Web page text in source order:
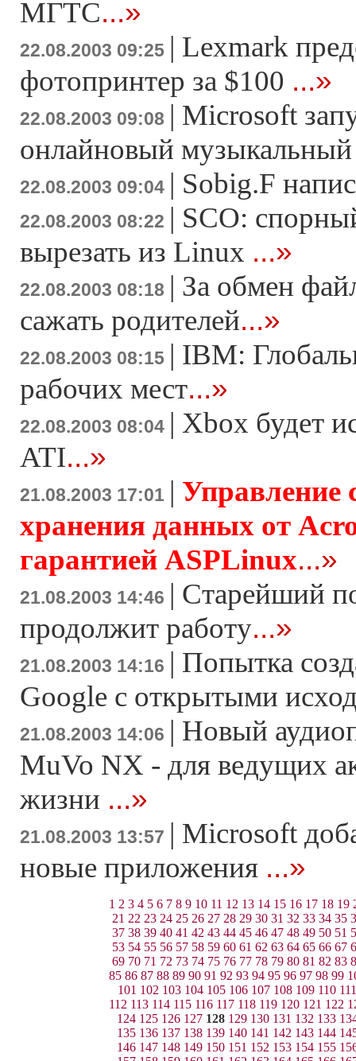
МГТС...»
22.08.2003 09:25 | Lexmark
фотопринтер за $100 ...»
22.08.2003 09:08 | Microsoft
онлайновый музыкальный
22.08.2003 09:04 | Sobig.F
22.08.2003 08:22 | SCO:
вырезать из Linux ...»
22.08.2003 08:18 | За обмен
сажать родителей...»
22.08.2003 08:15 | IBM:
рабочих мест...»
22.08.2003 08:04 | Xbox будет
ATI...»
21.08.2003 17:01 | Управление
хранения данных от
гарантией ASPLinux...»
21.08.2003 14:46 | Старейший
продолжит работу...»
21.08.2003 14:16 | Попытка
Google с открытыми
21.08.2003 14:06 | Новый
MuVo NX - для ведущих
жизни ...»
21.08.2003 13:57 | Microsoft
новые приложения ...»
1 2 3 4 5 6 7 8 9 10 11 12 13 14 15 16 17 18 19
21 22 23 24 25 26 27 28 29 30 31 32 33 34 35
37 38 39 40 41 42 43 44 45 46 47 48 49 50 51
53 54 55 56 57 58 59 60 61 62 63 64 65 66 67
69 70 71 72 73 74 75 76 77 78 79 80 81 82 83
85 86 87 88 89 90 91 92 93 94 95 96 97 98 99
101 102 103 104 105 106 107 108 109 110 111
112 113 114 115 116 117 118 119 120 121 122
124 125 126 127 128 129 130 131 132 133
135 136 137 138 139 140 141 142 143 144
146 147 148 149 150 151 152 153 154 155